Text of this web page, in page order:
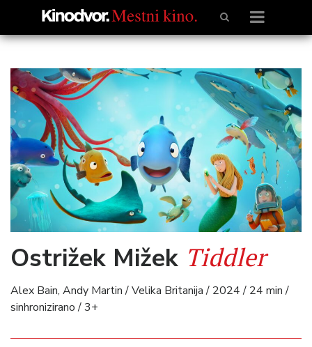
Ostrižek Mižek Tiddler
Alex Bain, Andy Martin / Velika Britanija / 2024 / 24 min /
sinhronizirano / 3+